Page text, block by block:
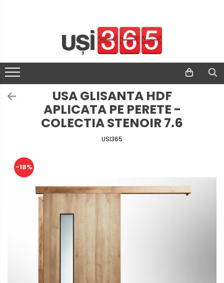
USA GLISANTA HDF
APLICATA PE PERETE -
COLECTIA STENOIR 7.6
USI365
-18%